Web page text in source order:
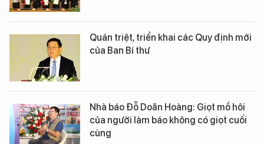
Quán triệt, triển khai các Quy định mới
của Ban Bí thư
Nhà báo Đỗ Doãn Hoàng: Giọt mồ hôi
của người làm báo không có giọt cuối
cùng